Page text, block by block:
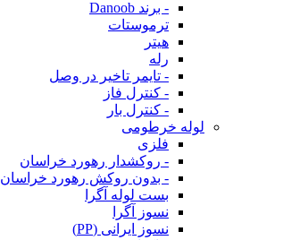
- برند Danoob
ترموستات
هیتر
رله
- تایمر تاخیر در وصل
- کنترل فاز
- کنترل بار
لوله خرطومی
فلزی
- روکشدار رهورد خراسان
- بدون روکش رهورد خراسان
بست لوله آگرا
نسوز آگرا
نسوز ایرانی (PP)